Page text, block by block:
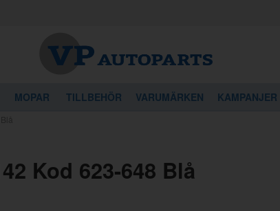
MOPAR TILLBEHÖR VARUMÄRKEN KAMPANJER
Kod 623-648 Blå